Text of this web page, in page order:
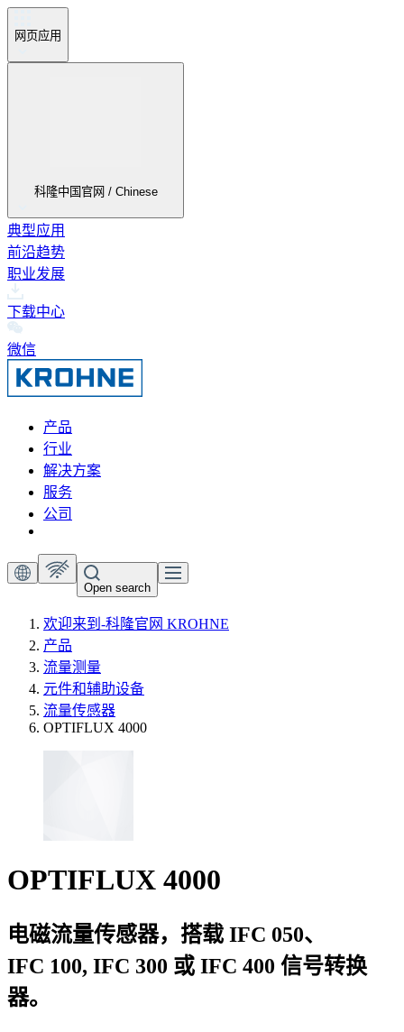
网页应用
科隆中国官网 / Chinese
典型应用
前沿趋势
职业发展
下载中心
微信
产品
行业
解决方案
服务
公司
Open search
欢迎来到-科隆官网 KROHNE
产品
流量测量
元件和辅助设备
流量传感器
OPTIFLUX 4000
OPTIFLUX 4000
电磁流量传感器，搭载 IFC 050、
IFC 100, IFC 300 或 IFC 400 信号转换
器。